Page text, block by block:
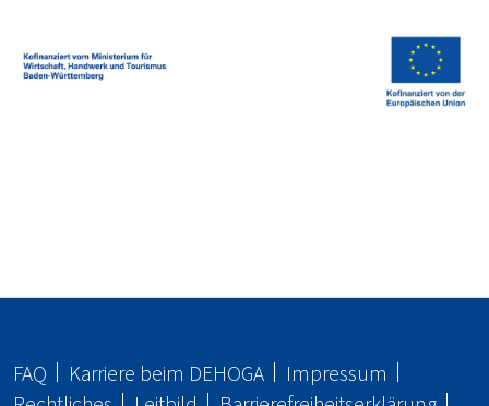
FAQ Karriere beim DEHOGA
Impressum